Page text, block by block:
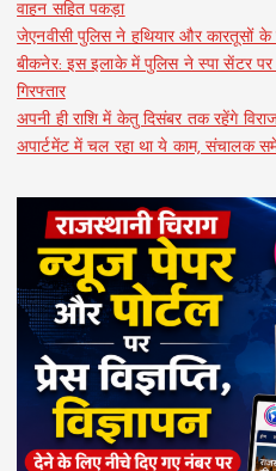
वाहन सहित पकड़ा
जेएनवीसी पुलिस ने हथियार और कारतूसों
बीकनेर: इस इलाके में पुलिस ने स्पा सेंटर पर
गिरफ्तार
अपनी ही राशि में केतु दिसंबर तक रहेंगे
अपार्टमेंट में चल रहा था ये काम, संचालक